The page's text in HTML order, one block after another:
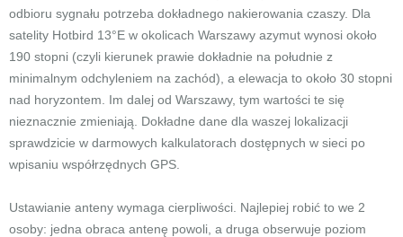
odbioru sygnału potrzeba dokładnego nakierowania czaszy. Dla
satelity Hotbird 13°E w okolicach Warszawy azymut wynosi około
190 stopni (czyli kierunek prawie dokładnie na południe z
minimalnym odchyleniem na zachód), a elewacja to około 30 stopni
nad horyzontem. Im dalej od Warszawy, tym wartości te się
nieznacznie zmieniają. Dokładne dane dla waszej lokalizacji
sprawdzicie w darmowych kalkulatorach dostępnych w sieci po
wpisaniu współrzędnych GPS.
Ustawianie anteny wymaga cierpliwości. Najlepiej robić to we 2
osoby: jedna obraca antenę powoli, a druga obserwuje poziom